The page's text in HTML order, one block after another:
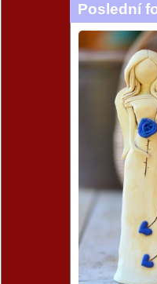
Poslední